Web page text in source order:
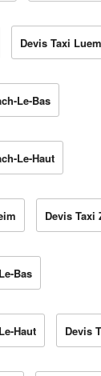
Devis Taxi
Le-Bas
Le-Haut
Devis
Bas
Haut Devis